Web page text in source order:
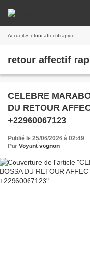
Accueil » retour affectif rapide
retour affectif
CELEBRE
DU RETOUR
+22960067123
Publié le 25/06/2026 à 02:49
Par Voyant vognon